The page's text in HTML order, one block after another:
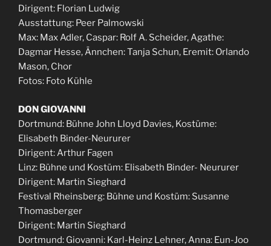
Dirigent: Florian Ludwig
Ausstattung: Peer Palmowski
Max: Max Adler, Caspar: Rolf A. Scheider, Agathe:
Dagmar Hesse, Ännchen: Tanja Schun, Eremit: Orlando
Mason, Chor
Fotos: Foto Kühle
DON GIOVANNI
Dortmund: Bühne John Lloyd Davies, Kostüme:
Elisabeth Binder-Neururer
Dirigent: Arthur Fagen
Linz: Bühne und Kostüm: Elisabeth Binder- Neururer
Dirigent: Martin Sieghard
Festival Rheinsberg: Bühne und Kostüm: Susanne
Thomasberger
Dirigent: Martin Sieghard
Dortmund: Giovanni: Karl-Heinz Lehner, Anna: Eun-Joo